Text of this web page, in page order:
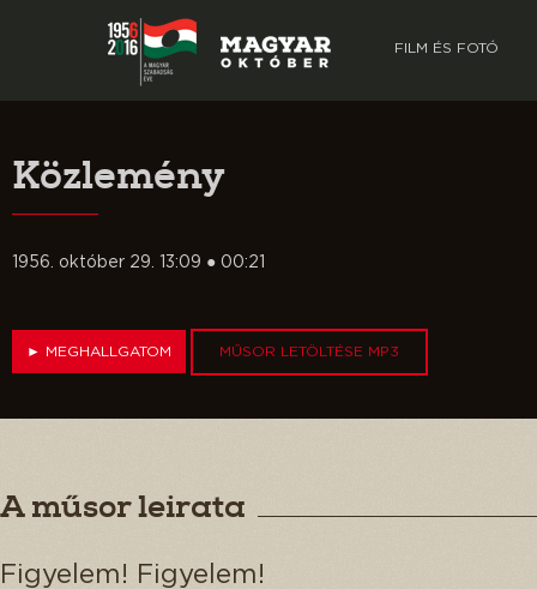
FILM ÉS FOTÓ
Közlemény
1956. október 29. 13:09 ● 00:21
► MEGHALLGATOM MŰSOR LETÖLTÉSE MP3
A műsor leirata
Figyelem! Figyelem!